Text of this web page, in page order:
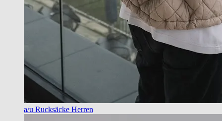
a/u Rucksäcke Herren